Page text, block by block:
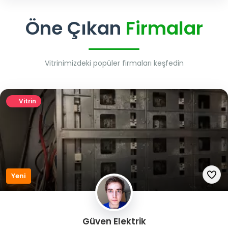
Öne Çıkan Firmalar
Vitrinimizdeki popüler firmaları keşfedin
Vitrin
Yeni
Güven Elektrik